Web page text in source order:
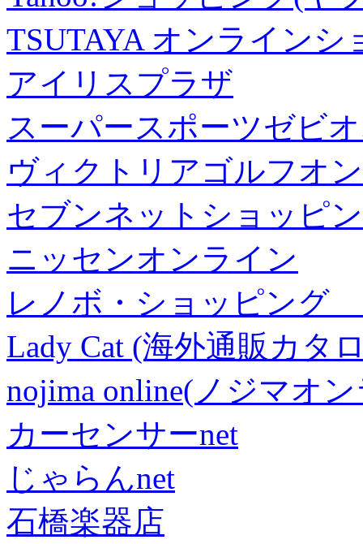
TSUTAYA オンラインシ
アイリスプラザ
スーパースポーツゼビ
ヴィクトリアゴルフオ
セブンネットショッピ
ニッセンオンライン
レノボ・ショッピング
Lady Cat (海外通販カタ
nojima online(ノジマオ
カーセンサーnet
じゃらんnet
石橋楽器店